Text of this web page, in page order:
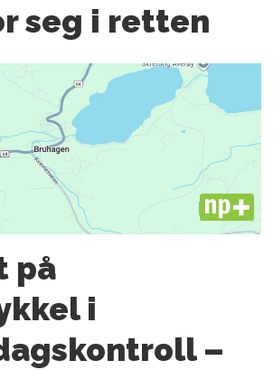
seg i retten
PLUS
på
i
–